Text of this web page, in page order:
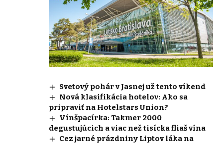
Svetový pohár v Jasnej už tento víkend
Nová klasifikácia hotelov: Ako sa
pripraviť na Hotelstars Union?
Vínšpacírka: Takmer 2000
degustujúcich a viac než tisícka fliaš vína
Cez jarné prázdniny Liptov láka na